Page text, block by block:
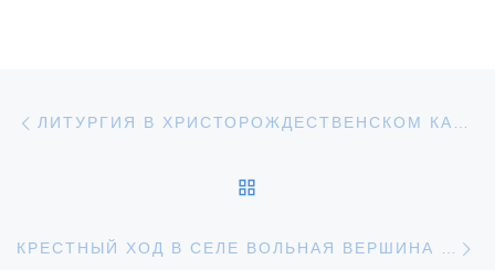
Навигация по записям